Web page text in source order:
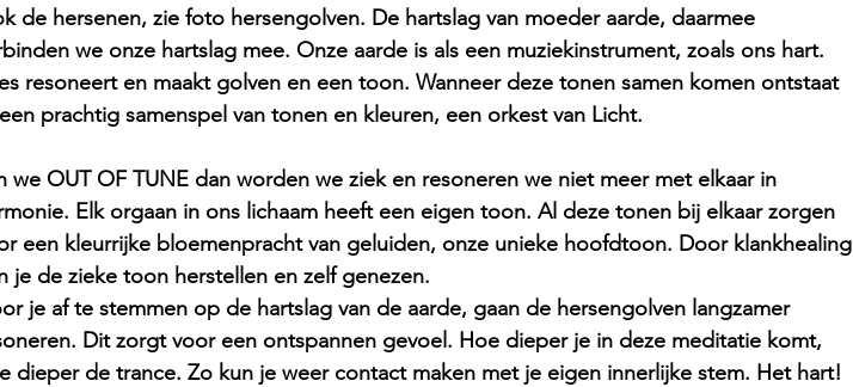
de hersenen, zie foto hersengolven. De hartslag van moeder aarde, daarmee
we onze hartslag mee. Onze aarde is als een muziekinstrument, zoals ons hart.
resoneert en maakt golven en een toon. Wanneer deze tonen samen komen ontstaat
prachtig samenspel van tonen en kleuren, een orkest van Licht.
we OUT OF TUNE dan worden we ziek en resoneren we niet meer met elkaar in
Elk orgaan in ons lichaam heeft een eigen toon. Al deze tonen bij elkaar zorgen
een kleurrijke bloemenpracht van geluiden, onze unieke hoofdtoon. Door klankhealing
je de zieke toon herstellen en zelf genezen.
je af te stemmen op de hartslag van de aarde, gaan de hersengolven langzamer
Dit zorgt voor een ontspannen gevoel. Hoe dieper je in deze meditatie komt,
dieper de trance. Zo kun je weer contact maken met je eigen innerlijke stem. Het hart!